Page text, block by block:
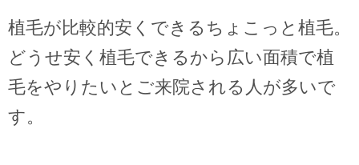
植毛が比較的安くできるちょこっと植毛。
どうせ安く植毛できるから広い面積で植
毛をやりたいとご来院される人が多いで
す。